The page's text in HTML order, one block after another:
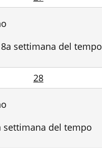
settimana del tempo
28
settimana del tempo